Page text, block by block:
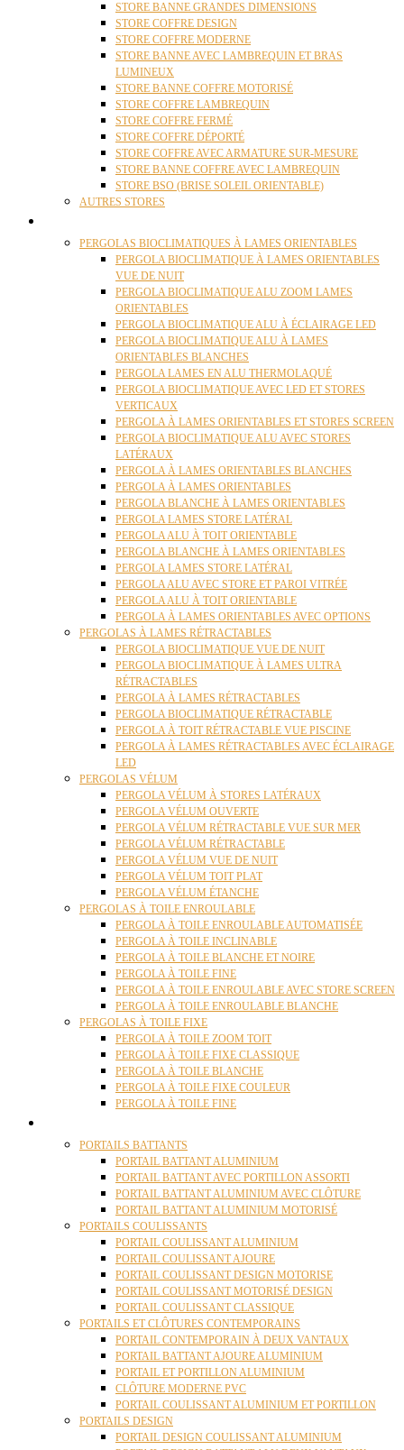
STORE BANNE GRANDES DIMENSIONS
STORE COFFRE DESIGN
STORE COFFRE MODERNE
STORE BANNE AVEC LAMBREQUIN ET BRAS
LUMINEUX
STORE BANNE COFFRE MOTORISÉ
STORE COFFRE LAMBREQUIN
STORE COFFRE FERMÉ
STORE COFFRE DÉPORTÉ
STORE COFFRE AVEC ARMATURE SUR-MESURE
STORE BANNE COFFRE AVEC LAMBREQUIN
STORE BSO (BRISE SOLEIL ORIENTABLE)
AUTRES STORES
PERGOLAS BIOCLIMATIQUES À LAMES ORIENTABLES
PERGOLA BIOCLIMATIQUE À LAMES ORIENTABLES
VUE DE NUIT
PERGOLA BIOCLIMATIQUE ALU ZOOM LAMES
ORIENTABLES
PERGOLA BIOCLIMATIQUE ALU À ÉCLAIRAGE LED
PERGOLA BIOCLIMATIQUE ALU À LAMES
ORIENTABLES BLANCHES
PERGOLA LAMES EN ALU THERMOLAQUÉ
PERGOLA BIOCLIMATIQUE AVEC LED ET STORES
VERTICAUX
PERGOLA À LAMES ORIENTABLES ET STORES SCREEN
PERGOLA BIOCLIMATIQUE ALU AVEC STORES
LATÉRAUX
PERGOLA À LAMES ORIENTABLES BLANCHES
PERGOLA À LAMES ORIENTABLES
PERGOLA BLANCHE À LAMES ORIENTABLES
PERGOLA LAMES STORE LATÉRAL
PERGOLA ALU À TOIT ORIENTABLE
PERGOLA BLANCHE À LAMES ORIENTABLES
PERGOLA LAMES STORE LATÉRAL
PERGOLA ALU AVEC STORE ET PAROI VITRÉE
PERGOLA ALU À TOIT ORIENTABLE
PERGOLA À LAMES ORIENTABLES AVEC OPTIONS
PERGOLAS À LAMES RÉTRACTABLES
PERGOLA BIOCLIMATIQUE VUE DE NUIT
PERGOLA BIOCLIMATIQUE À LAMES ULTRA
RÉTRACTABLES
PERGOLA À LAMES RÉTRACTABLES
PERGOLA BIOCLIMATIQUE RÉTRACTABLE
PERGOLA À TOIT RÉTRACTABLE VUE PISCINE
PERGOLA À LAMES RÉTRACTABLES AVEC ÉCLAIRAGE
LED
PERGOLAS VÉLUM
PERGOLA VÉLUM À STORES LATÉRAUX
PERGOLA VÉLUM OUVERTE
PERGOLA VÉLUM RÉTRACTABLE VUE SUR MER
PERGOLA VÉLUM RÉTRACTABLE
PERGOLA VÉLUM VUE DE NUIT
PERGOLA VÉLUM TOIT PLAT
PERGOLA VÉLUM ÉTANCHE
PERGOLAS À TOILE ENROULABLE
PERGOLA À TOILE ENROULABLE AUTOMATISÉE
PERGOLA À TOILE INCLINABLE
PERGOLA À TOILE BLANCHE ET NOIRE
PERGOLA À TOILE FINE
PERGOLA À TOILE ENROULABLE AVEC STORE SCREEN
PERGOLA À TOILE ENROULABLE BLANCHE
PERGOLAS À TOILE FIXE
PERGOLA À TOILE ZOOM TOIT
PERGOLA À TOILE FIXE CLASSIQUE
PERGOLA À TOILE BLANCHE
PERGOLA À TOILE FIXE COULEUR
PERGOLA À TOILE FINE
PORTAILS BATTANTS
PORTAIL BATTANT ALUMINIUM
PORTAIL BATTANT AVEC PORTILLON ASSORTI
PORTAIL BATTANT ALUMINIUM AVEC CLÔTURE
PORTAIL BATTANT ALUMINIUM MOTORISÉ
PORTAILS COULISSANTS
PORTAIL COULISSANT ALUMINIUM
PORTAIL COULISSANT AJOURE
PORTAIL COULISSANT DESIGN MOTORISE
PORTAIL COULISSANT MOTORISÉ DESIGN
PORTAIL COULISSANT CLASSIQUE
PORTAILS ET CLÔTURES CONTEMPORAINS
PORTAIL CONTEMPORAIN À DEUX VANTAUX
PORTAIL BATTANT AJOURE ALUMINIUM
PORTAIL ET PORTILLON ALUMINIUM
CLÔTURE MODERNE PVC
PORTAIL COULISSANT ALUMINIUM ET PORTILLON
PORTAILS DESIGN
PORTAIL DESIGN COULISSANT ALUMINIUM